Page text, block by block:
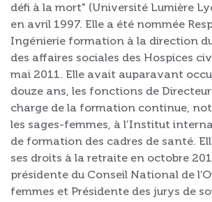
défi à la mort" (Université Lumière
en avril 1997. Elle a été nommée
Ingénierie formation à la direction
des affaires sociales des Hospices
mai 2011. Elle avait auparavant
douze ans, les fonctions de
charge de la formation continue,
les sages-femmes, à l’Institut
de formation des cadres de santé.
ses droits à la retraite en octobre
présidente du Conseil National de
femmes et Présidente des jurys de